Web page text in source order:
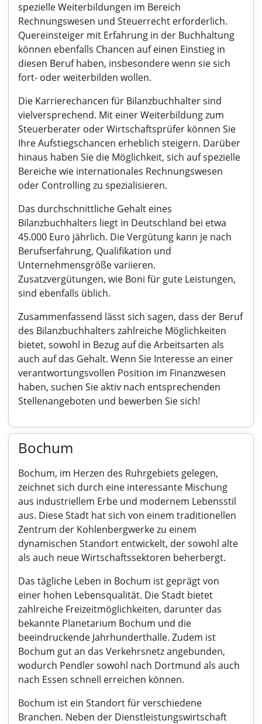
spezielle Weiterbildungen im Bereich
Rechnungswesen und Steuerrecht erforderlich.
Quereinsteiger mit Erfahrung in der Buchhaltung
können ebenfalls Chancen auf einen Einstieg in
diesen Beruf haben, insbesondere wenn sie sich
fort- oder weiterbilden wollen.
Die Karrierechancen für Bilanzbuchhalter sind
vielversprechend. Mit einer Weiterbildung zum
Steuerberater oder Wirtschaftsprüfer können Sie
Ihre Aufstiegschancen erheblich steigern. Darüber
hinaus haben Sie die Möglichkeit, sich auf spezielle
Bereiche wie internationales Rechnungswesen
oder Controlling zu spezialisieren.
Das durchschnittliche Gehalt eines
Bilanzbuchhalters liegt in Deutschland bei etwa
45.000 Euro jährlich. Die Vergütung kann je nach
Berufserfahrung, Qualifikation und
Unternehmensgröße variieren.
Zusatzvergütungen, wie Boni für gute Leistungen,
sind ebenfalls üblich.
Zusammenfassend lässt sich sagen, dass der Beruf
des Bilanzbuchhalters zahlreiche Möglichkeiten
bietet, sowohl in Bezug auf die Arbeitsarten als
auch auf das Gehalt. Wenn Sie Interesse an einer
verantwortungsvollen Position im Finanzwesen
haben, suchen Sie aktiv nach entsprechenden
Stellenangeboten und bewerben Sie sich!
Bochum
Bochum, im Herzen des Ruhrgebiets gelegen,
zeichnet sich durch eine interessante Mischung
aus industriellem Erbe und modernem Lebensstil
aus. Diese Stadt hat sich von einem traditionellen
Zentrum der Kohlenbergwerke zu einem
dynamischen Standort entwickelt, der sowohl alte
als auch neue Wirtschaftssektoren beherbergt.
Das tägliche Leben in Bochum ist geprägt von
einer hohen Lebensqualität. Die Stadt bietet
zahlreiche Freizeitmöglichkeiten, darunter das
bekannte Planetarium Bochum und die
beeindruckende Jahrhunderthalle. Zudem ist
Bochum gut an das Verkehrsnetz angebunden,
wodurch Pendler sowohl nach Dortmund als auch
nach Essen schnell erreichen können.
Bochum ist ein Standort für verschiedene
Branchen. Neben der Dienstleistungswirtschaft